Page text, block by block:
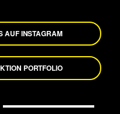
AUF INSTAGRAM
PORTFOLIO